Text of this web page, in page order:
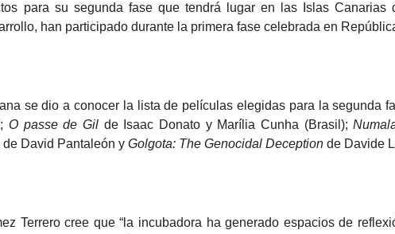
para su segunda fase que tendrá lugar en las Islas
han participado durante la primera fase celebrada en
se dio a conocer la lista de películas elegidas para la segunda
O passe de Gil de Isaac Donato y Marília Cunha (Brasil);
de David Pantaleón y Golgota: The Genocidal Deception de Davide
Terrero cree que “la incubadora ha generado espacios de